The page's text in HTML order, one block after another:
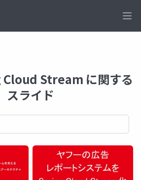
Stream に関する
スライド